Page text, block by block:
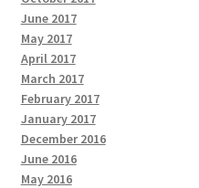
June 2017
May 2017
April 2017
March 2017
February 2017
January 2017
December 2016
June 2016
May 2016